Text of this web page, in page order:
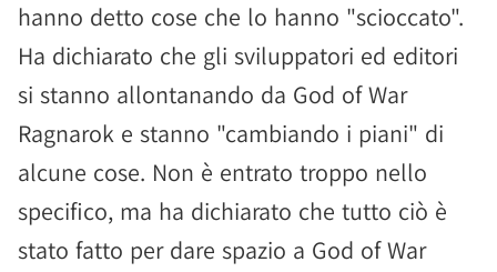
hanno detto cose che lo hanno "scioccato".
Ha dichiarato che gli sviluppatori ed editori
si stanno allontanando da God of War
Ragnarok e stanno "cambiando i piani" di
alcune cose. Non è entrato troppo nello
specifico, ma ha dichiarato che tutto ciò è
stato fatto per dare spazio a God of War